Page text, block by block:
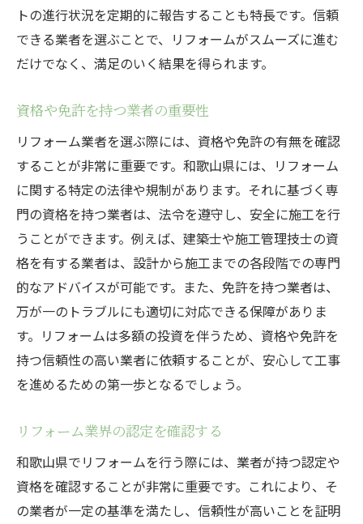
トの進行状況を定期的に報告することも特長です。信頼
できる業者を選ぶことで、リフォームがスムーズに進む
だけでなく、満足のいく結果を得られます。
資格や免許を持つ業者の重要性
リフォーム業者を選ぶ際には、資格や免許の有無を確認
することが非常に重要です。和歌山県には、リフォーム
に関する特定の法律や規制があります。それに基づく専
門の資格を持つ業者は、法令を遵守し、安全に施工を行
うことができます。例えば、建築士や施工管理技士の資
格を有する業者は、設計から施工までの各段階での専門
的なアドバイスが可能です。また、免許を持つ業者は、
万が一のトラブルにも適切に対応できる保障がありま
す。リフォームは多額の投資を伴うため、資格や免許を
持つ信頼性の高い業者に依頼することが、安心して工事
を進めるための第一歩となるでしょう。
リフォーム業界の認定を確認する
和歌山県でリフォームを行う際には、業者が持つ認定や
資格を確認することが非常に重要です。これにより、そ
の業者が一定の基準を満たし、信頼性が高いことを証明